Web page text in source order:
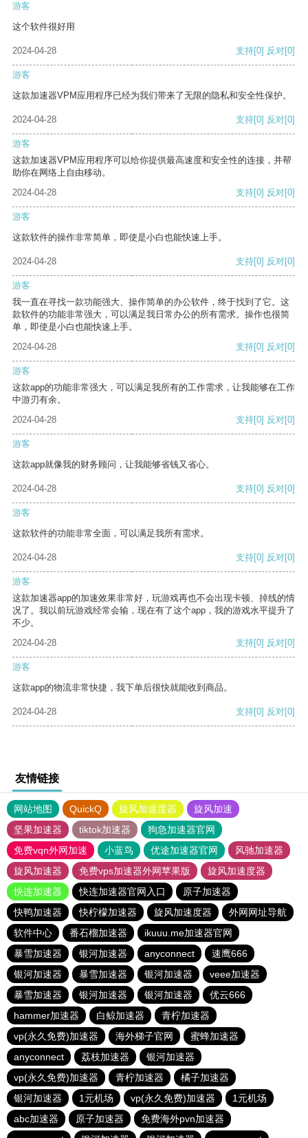
游客
这个软件很好用
2024-04-28 支持[0] 反对[0]
游客
这款加速器VPM应用程序已经为我们带来了无限的隐私和安全性保护。
2024-04-28 支持[0] 反对[0]
游客
这款加速器VPM应用程序可以给你提供最高速度和安全性的连接，并帮
助你在网络上自由移动。
2024-04-28
支持[0] 反对[0]
游客
这款软件的操作非常简单，即使是小白也能快速上手。
2024-04-28 支持[0] 反对[0]
游客
我一直在寻找一款功能强大、操作简单的办公软件，终于找到了它。这
款软件的功能非常强大，可以满足我日常办公的所有需求。操作也很简
单，即使是小白也能快速上手。
2024-04-28
支持[0] 反对[0]
游客
这款app的功能非常强大，可以满足我所有的工作需求，让我能够在工作
中游刃有余。
2024-04-28
支持[0] 反对[0]
游客
这款app就像我的财务顾问，让我能够省钱又省心。
2024-04-28 支持[0] 反对[0]
游客
这款软件的功能非常全面，可以满足我所有需求。
2024-04-28 支持[0] 反对[0]
游客
这款加速器app的加速效果非常好，玩游戏再也不会出现卡顿、掉线的情
况了。我以前玩游戏经常会输，现在有了这个app，我的游戏水平提升了
不少。
2024-04-28
支持[0] 反对[0]
游客
这款app的物流非常快捷，我下单后很快就能收到商品。
2024-04-28 支持[0] 反对[0]
友情链接
网站地图 QuickQ 旋风加速度器
旋风加速
坚果加速器
tiktok加速器
狗急加速器官网
免费vqn外网加速
小蓝鸟 优途加速器官网
风驰加速器
旋风加速器
免费vps加速器外网苹果版
旋风加速度器
快连加速器
快连加速器官网入口
原子加速器
快鸭加速器
快柠檬加速器 旋风加速度器
外网网址导航
软件中心
番石榴加速器
ikuuu.me加速器官网
暴雪加速器
银河加速器 anyconnect
速鹰666
银河加速器
暴雪加速器 银河加速器
veee加速器
暴雪加速器
银河加速器 银河加速器
优云666
hammer加速器
白鲸加速器
青柠加速器
vp(永久免费)加速器
海外梯子官网
蜜蜂加速器
anyconnect
荔枝加速器
银河加速器
vp(永久免费)加速器
青柠加速器
橘子加速器
银河加速器
1元机场 vp(永久免费)加速器
1元机场
abc加速器
原子加速器
免费海外pvn加速器